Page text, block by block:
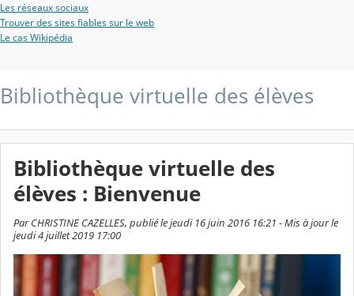
Les réseaux sociaux
Trouver des sites fiables sur le web
Le cas Wikipédia
Bibliothèque virtuelle des élèves
Bibliothèque virtuelle des
élèves : Bienvenue
Par CHRISTINE CAZELLES, publié le jeudi 16 juin 2016 16:21 - Mis à jour le
jeudi 4 juillet 2019 17:00